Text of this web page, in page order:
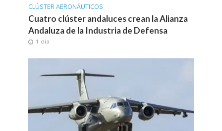
CLÚSTER AERONÁUTICOS
Cuatro clúster andaluces crean la Alianza
Andaluza de la Industria de Defensa
1 día